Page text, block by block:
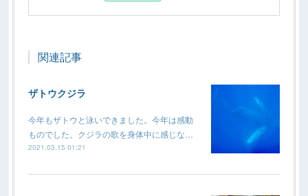
関連記事
ザトウクジラ
今年もザトウと泳いできました。今年は感動
ものでした。クジラの歌を身体中に感じな…
2021.03.15 01:21